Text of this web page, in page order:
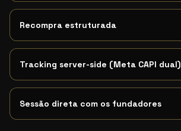
Recompra estruturada
Tracking server-side (Meta CAPI dual)
Sessão direta com os fundadores